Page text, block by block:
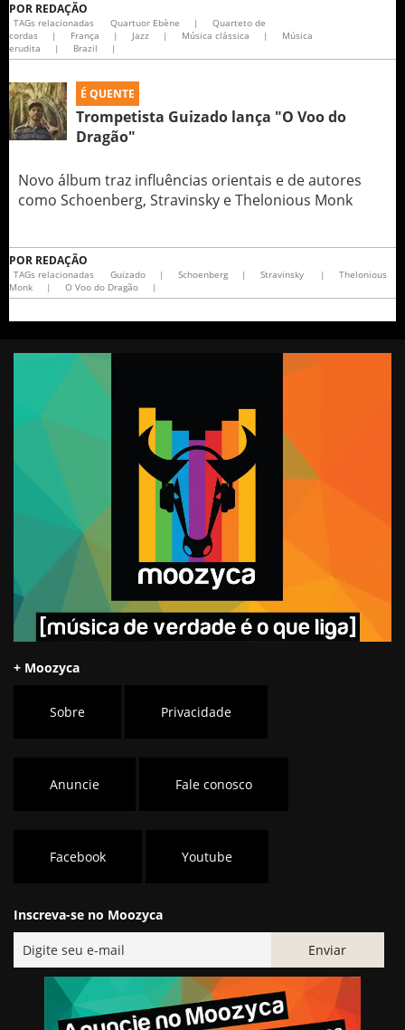
POR REDAÇÃO
TAGs relacionadas Quartuor Ebène |
Quarteto de
cordas
| França | Jazz | Música clássica |
Música
erudita
| Brazil |
É QUENTE
Trompetista Guizado lança "O Voo do
Dragão"
Novo álbum traz influências orientais e de autores
como Schoenberg, Stravinsky e Thelonious Monk
POR REDAÇÃO
TAGs relacionadas Guizado | Schoenberg | Stravinsky |
Thelonious
Monk
| O Voo do Dragão |
+ Moozyca
Sobre Privacidade
Anuncie Fale conosco
Facebook Youtube
Inscreva-se no Moozyca